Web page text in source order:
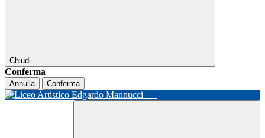
Chiudi
Conferma
Annulla Conferma